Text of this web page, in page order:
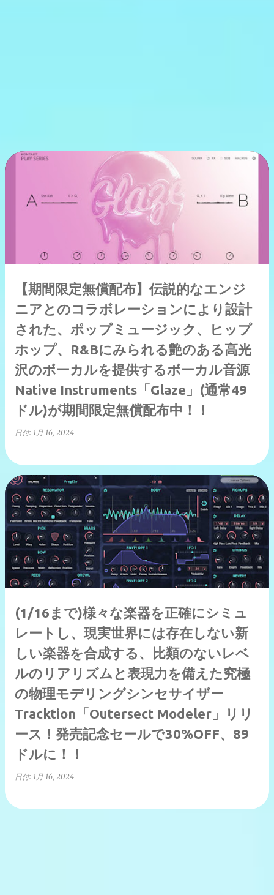
【期間限定無償配布】伝説的なエンジ
ニアとのコラボレーションにより設計
された、ポップミュージック、ヒップ
ホップ、R&Bにみられる艶のある高光
沢のボーカルを提供するボーカル音源
Native Instruments「Glaze」(通常49
ドル)が期間限定無償配布中！！
日付: 1月 16, 2024
(1/16まで)様々な楽器を正確にシミュ
レートし、現実世界には存在しない新
しい楽器を合成する、比類のないレベ
ルのリアリズムと表現力を備えた究極
の物理モデリングシンセサイザー
Tracktion「Outersect Modeler」リリ
ース！発売記念セールで30%OFF、89
ドルに！！
日付: 1月 16, 2024